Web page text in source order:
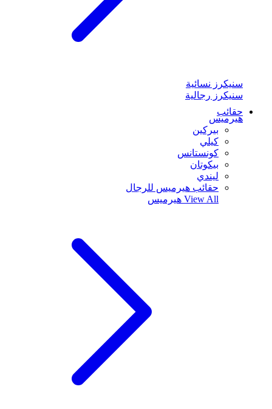
سنيكرز نسائية
سنيكرز رجالية
حقائب
هيرميس
بيركين
كيلي
كونستانس
بيكوتان
ليندي
حقائب هيرميس للرجال
View All هيرميس